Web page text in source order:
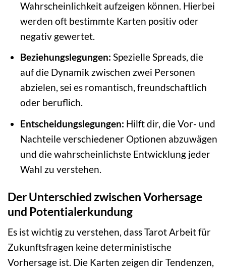
Wahrscheinlichkeit aufzeigen können. Hierbei
werden oft bestimmte Karten positiv oder
negativ gewertet.
Beziehungslegungen: Spezielle Spreads, die
auf die Dynamik zwischen zwei Personen
abzielen, sei es romantisch, freundschaftlich
oder beruflich.
Entscheidungslegungen: Hilft dir, die Vor- und
Nachteile verschiedener Optionen abzuwägen
und die wahrscheinlichste Entwicklung jeder
Wahl zu verstehen.
Der Unterschied zwischen Vorhersage
und Potentialerkundung
Es ist wichtig zu verstehen, dass Tarot Arbeit für
Zukunftsfragen keine deterministische
Vorhersage ist. Die Karten zeigen dir Tendenzen,